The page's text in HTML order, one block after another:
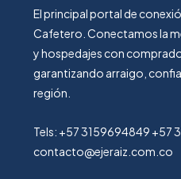
El principal portal de
Cafetero. Conectamos la
y hospedajes con
garantizando arraigo,
región.
Tels: +57 3159694849 +57
contacto@ejeraiz.com.co